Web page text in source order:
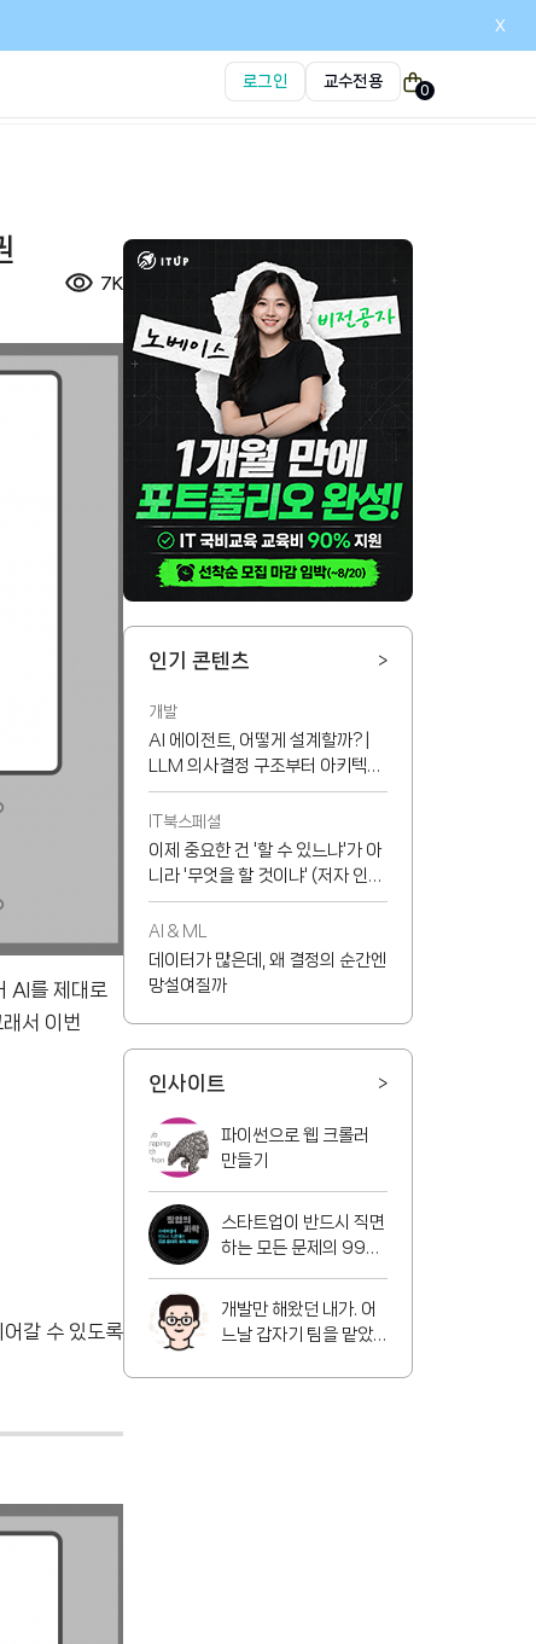
x
로그인 교수전용
0
7K
AI를 제대로
서 이번
갈 수 있도록
인기 콘텐츠 >
개발
AI 에이전트, 어떻게 설계할까? |
LLM 의사결정 구조부터 아키텍처
선택 기준까지
IT북스페셜
이제 중요한 건 '할 수 있느냐'가 아
니라 '무엇을 할 것이냐' (저자 인터
뷰)
AI & ML
데이터가 많은데, 왜 결정의 순간엔
망설여질까
인사이트 >
파이썬으로 웹 크롤러
만들기
스타트업이 반드시 직면
하는 모든 문제의 99%
개발만 해왔던 내가. 어
느날 갑자기 팀을 맡았